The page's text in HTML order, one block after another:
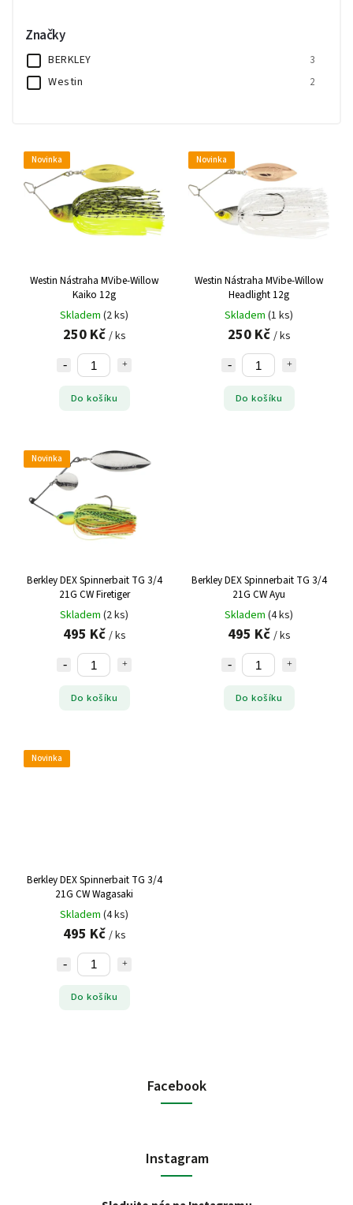
Značky
BERKLEY 3
Westin 2
Novinka
Westin Nástraha MVibe-Willow
Kaiko 12g
Skladem (2 ks)
250 Kč / ks
Do košíku
Novinka
Westin Nástraha MVibe-Willow
Headlight 12g
Skladem (1 ks)
250 Kč / ks
Do košíku
Novinka
Berkley DEX Spinnerbait TG 3/4
21G CW Firetiger
Skladem (2 ks)
495 Kč / ks
Do košíku
Berkley DEX Spinnerbait TG 3/4
21G CW Ayu
Skladem (4 ks)
495 Kč / ks
Do košíku
Novinka
Berkley DEX Spinnerbait TG 3/4
21G CW Wagasaki
Skladem (4 ks)
495 Kč / ks
Do košíku
Facebook
Instagram